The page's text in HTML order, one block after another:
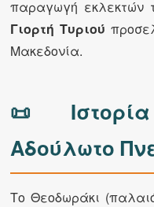
παραγωγή εκλεκτών
Γιορτή Τυριού
Μακεδονία.
📜
Αδούλωτο
Το Θεοδωράκι